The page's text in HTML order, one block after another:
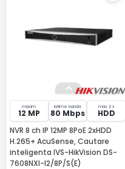
maxim
12 MP
latime banda
80 Mbps
max 2 x
HDD
NVR 8 ch IP 12MP 8PoE 2xHDD
H.265+ AcuSense, Cautare
inteligenta IVS-HikVision DS-
7608NXI-I2/8P/S(E)